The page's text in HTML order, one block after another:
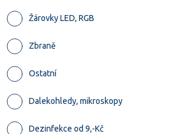
Žárovky LED, RGB
Zbraně
Ostatní
Dalekohledy, mikroskopy
Dezinfekce od 9,-Kč